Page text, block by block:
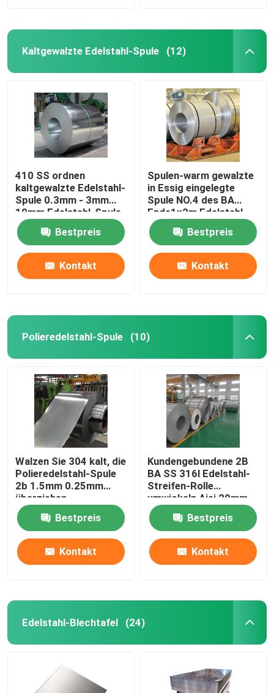
Kaltgewalzte Edelstahl-Spule (12)
410 SS ordnen
kaltgewalzte Edelstahl-
Spule 0.3mm - 3mm
10mm Edelstahl-Spule
Bestpreis
Kontakt
Spulen-warm gewalzte
in Essig eingelegte
Spule NO.4 des BA
Ende1x2m Edelstahl-
410
Bestpreis
Kontakt
Polieredelstahl-Spule (10)
Walzen Sie 304 kalt, die
Polieredelstahl-Spule
2b 1.5mm 0.25mm
überziehen
Bestpreis
Kontakt
Kundengebundene 2B
BA SS 316l Edelstahl-
Streifen-Rolle
umwickeln Aisi 20mm -
1500mm Länge
Bestpreis
Kontakt
Edelstahl-Blechtafel (24)